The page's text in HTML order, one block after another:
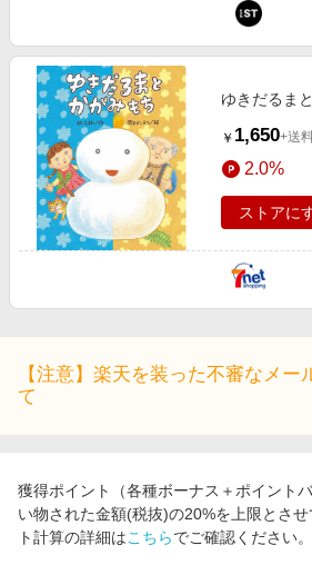
金融・マネー・保険
デジタルコンテンツ
ビジネス・その他サービス
Apple公式サイト×楽天カード分割払い
Samsung ボーナスキャンペーン
週末の高還元 夏の長期版 ゆきだるま
￥ 1,650+送
2.0%
ストアに
【注意】楽天を装った不審なメー
て
獲得ポイント（各種ボーナス＋ポイント
い物された金額(税抜)の20%を上限とさ
ト計算の詳細はこちらでご確認ください。